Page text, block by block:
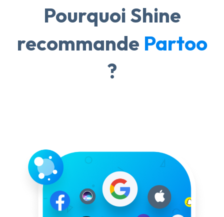
Pourquoi Shine
recommande Partoo
?